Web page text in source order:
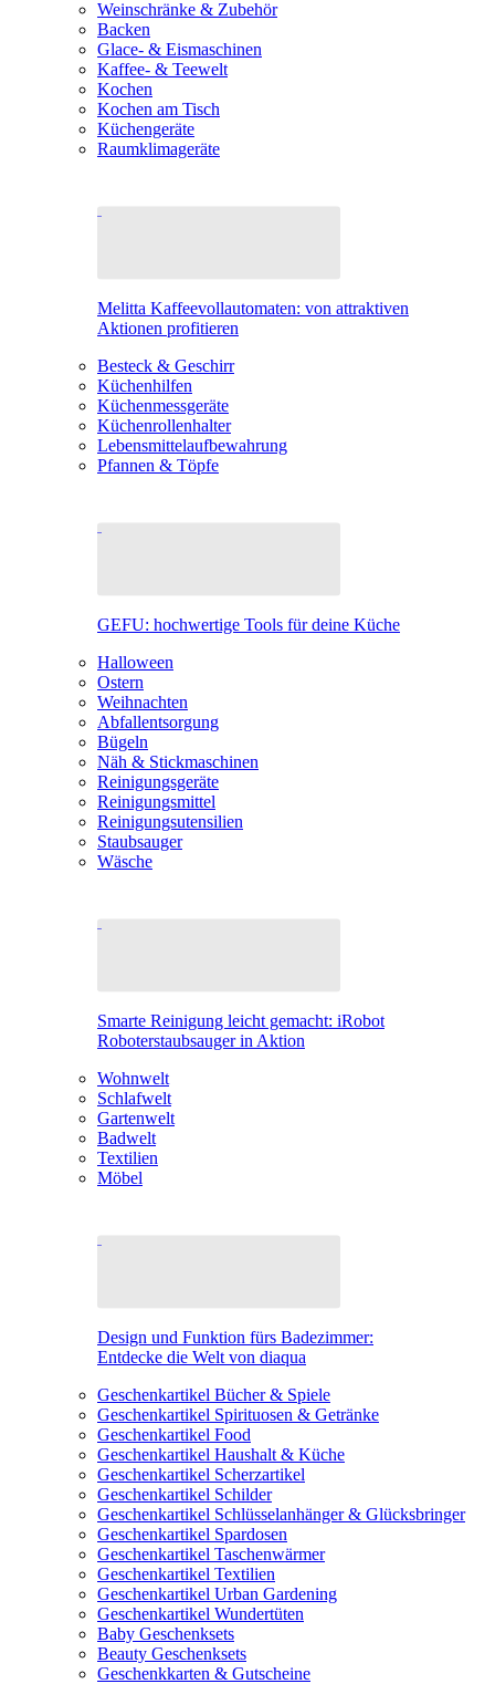
Weinschränke & Zubehör
Backen
Glace- & Eismaschinen
Kaffee- & Teewelt
Kochen
Kochen am Tisch
Küchengeräte
Raumklimageräte
Melitta Kaffeevollautomaten: von attraktiven
Aktionen profitieren
Besteck & Geschirr
Küchenhilfen
Küchenmessgeräte
Küchenrollenhalter
Lebensmittelaufbewahrung
Pfannen & Töpfe
GEFU: hochwertige Tools für deine Küche
Halloween
Ostern
Weihnachten
Abfallentsorgung
Bügeln
Näh & Stickmaschinen
Reinigungsgeräte
Reinigungsmittel
Reinigungsutensilien
Staubsauger
Wäsche
Smarte Reinigung leicht gemacht: iRobot
Roboterstaubsauger in Aktion
Wohnwelt
Schlafwelt
Gartenwelt
Badwelt
Textilien
Möbel
Design und Funktion fürs Badezimmer:
Entdecke die Welt von diaqua
Geschenkartikel Bücher & Spiele
Geschenkartikel Spirituosen & Getränke
Geschenkartikel Food
Geschenkartikel Haushalt & Küche
Geschenkartikel Scherzartikel
Geschenkartikel Schilder
Geschenkartikel Schlüsselanhänger & Glücksbringer
Geschenkartikel Spardosen
Geschenkartikel Taschenwärmer
Geschenkartikel Textilien
Geschenkartikel Urban Gardening
Geschenkartikel Wundertüten
Baby Geschenksets
Beauty Geschenksets
Geschenkkarten & Gutscheine